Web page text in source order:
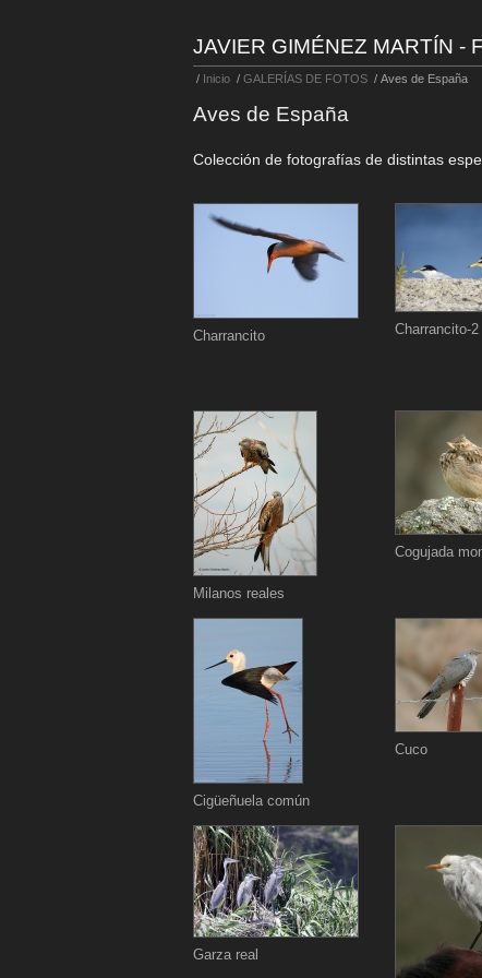
JAVIER GIMÉNEZ MARTÍN -
/ Inicio / GALERÍAS DE FOTOS / Aves de España
Aves de España
Colección de fotografías de distintas
Charrancito Charrancito-2
Milanos reales
Cogujada
Cigüeñuela común
Cuco
Garza real